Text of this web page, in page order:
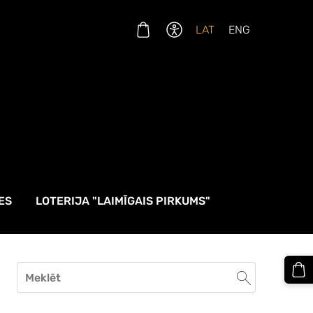
LOTERIJA "LAIMĪGAIS PIRKUMS"
LAT ENG